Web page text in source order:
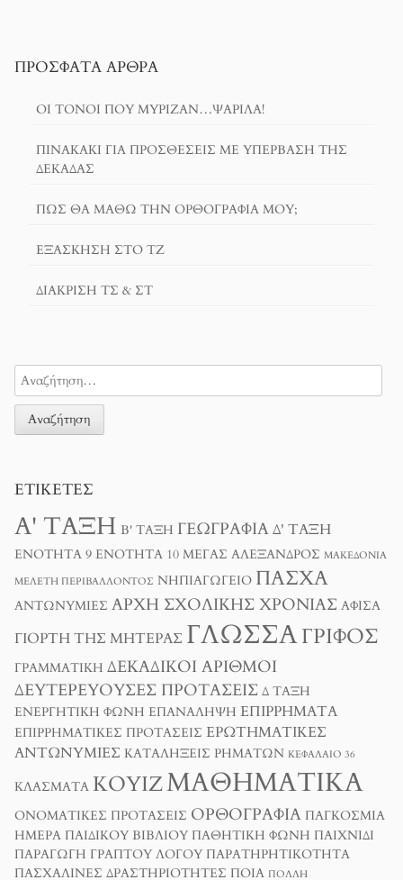
ΠΡΌΣΦΑΤΑ ΆΡΘΡΑ
ΟΙ ΤΌΝΟΙ ΠΟΥ ΜΎΡΙΖΑΝ…ΨΑΡΊΛΑ!
ΠΙΝΑΚΆΚΙ ΓΙΑ ΠΡΟΣΘΈΣΕΙΣ ΜΕ ΥΠΈΡΒΑΣΗ ΤΗΣ
ΔΕΚΆΔΑΣ
ΠΏΣ ΘΑ ΜΆΘΩ ΤΗΝ ΟΡΘΟΓΡΑΦΊΑ ΜΟΥ;
ΕΞΆΣΚΗΣΗ ΣΤΟ ΤΖ
ΔΙΆΚΡΙΣΗ ΤΣ & ΣΤ
ΕΤΙΚΈΤΕΣ
Α' ΤΆΞΗ Β' ΤΆΞΗ ΓΕΩΓΡΑΦΊΑΔ' ΤΆΞΗ
ΕΝΌΤΗΤΑ 9 ΕΝΌΤΗΤΑ 10 ΜΈΓΑΣ ΑΛΈΞΑΝΔΡΟΣ ΜΑΚΕΔΟΝΊΑ
ΜΕΛΈΤΗ ΠΕΡΙΒΆΛΛΟΝΤΟΣ ΝΗΠΙΑΓΩΓΕΊΟ ΠΆΣΧΑ
ΑΝΤΩΝΥΜΊΕΣ ΑΡΧΉ ΣΧΟΛΙΚΉΣ ΧΡΟΝΙΆΣ ΑΦΊΣΑ
ΓΙΟΡΤΉ ΤΗΣ ΜΗΤΈΡΑΣ ΓΛΏΣΣΑΓΡΊΦΟΣ
ΓΡΑΜΜΑΤΙΚΉ ΔΕΚΑΔΙΚΟΊ ΑΡΙΘΜΟΊ
ΔΕΥΤΕΡΕΎΟΥΣΕΣ ΠΡΟΤΆΣΕΙΣ Δ ΤΑΞΗ
ΕΝΕΡΓΗΤΙΚΉ ΦΩΝΉ ΕΠΑΝΆΛΗΨΗ ΕΠΙΡΡΉΜΑΤΑ
ΕΠΙΡΡΗΜΑΤΙΚΈΣ ΠΡΟΤΆΣΕΙΣ ΕΡΩΤΗΜΑΤΙΚΈΣ
ΑΝΤΩΝΥΜΊΕΣ ΚΑΤΑΛΉΞΕΙΣ ΡΗΜΆΤΩΝ ΚΕΦΆΛΑΙΟ 36
ΚΛΆΣΜΑΤΑ ΚΟΥΊΖΜΑΘΗΜΑΤΙΚΆ
ΟΝΟΜΑΤΙΚΈΣ ΠΡΟΤΆΣΕΙΣ ΟΡΘΟΓΡΑΦΊΑ ΠΑΓΚΌΣΜΙΑ
ΗΜΈΡΑ ΠΑΙΔΙΚΟΎ ΒΙΒΛΊΟΥ ΠΑΘΗΤΙΚΉ ΦΩΝΉ ΠΑΙΧΝΊΔΙ
ΠΑΡΑΓΩΓΉ ΓΡΑΠΤΟΎ ΛΌΓΟΥ ΠΑΡΑΤΗΡΗΤΙΚΌΤΗΤΑ
ΠΑΣΧΑΛΙΝΈΣ ΔΡΑΣΤΗΡΙΌΤΗΤΕΣ ΠΟΙΑ ΠΟΛΛΉ